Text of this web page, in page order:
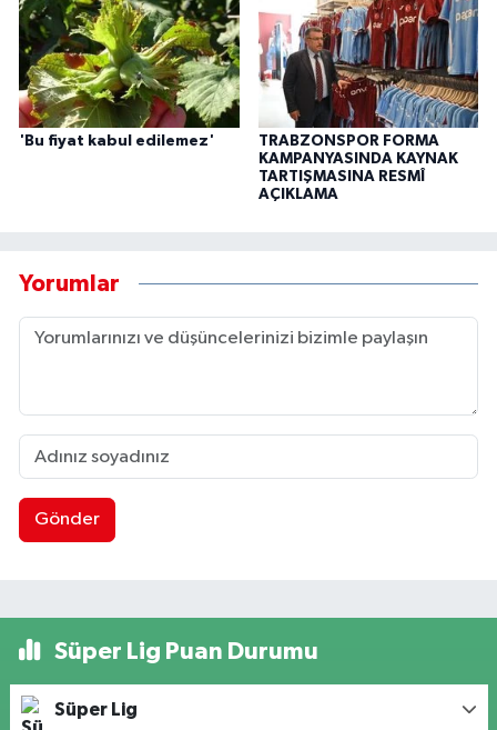
'Bu fiyat kabul edilemez'
TRABZONSPOR FORMA
KAMPANYASINDA KAYNAK
TARTIŞMASINA RESMÎ
AÇIKLAMA
Yorumlar
Gönder
Süper Lig Puan Durumu
Süper Lig